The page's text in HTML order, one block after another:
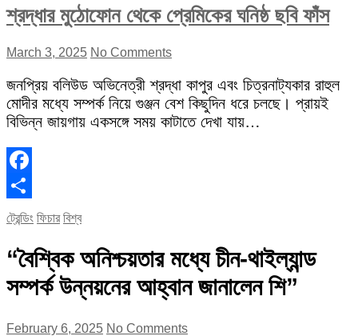
শ্রদ্ধার মুঠোফোন থেকে প্রেমিকের ঘনিষ্ঠ ছবি ফাঁস
March 3, 2025 No Comments
জনপ্রিয় বলিউড অভিনেত্রী শ্রদ্ধা কাপুর এবং চিত্রনাট্যকার রাহুল
মোদীর মধ্যে সম্পর্ক নিয়ে গুঞ্জন বেশ কিছুদিন ধরে চলছে। প্রায়ই
বিভিন্ন জায়গায় একসঙ্গে সময় কাটাতে দেখা যায়…
Facebook
Share
ট্রেন্ডিং ফিচার বিশ্ব
“বৈশ্বিক অনিশ্চয়তার মধ্যে চীন-থাইল্যান্ড
সম্পর্ক উন্নয়নের আহ্বান জানালেন শি”
February 6, 2025 No Comments